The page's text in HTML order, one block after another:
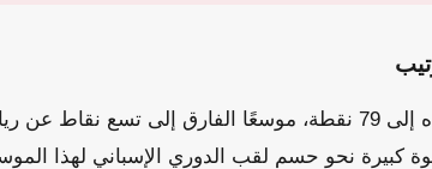
بهذا الانتصار، رفع برشلونة رصيده إلى 79 نقطة، موسعًا الفارق
كبيرة نحو حسم لقب الدوري الإسباني لهذا